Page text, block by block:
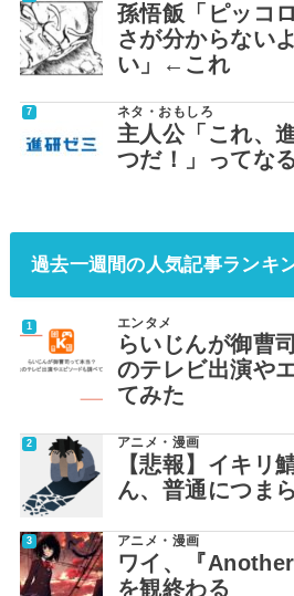
孫悟飯「ピッコ
さが分からない
い」←これ
ネタ・おもしろ
主人公「これ、
つだ！」ってな
過去一週間の人気記事ランキ
エンタメ
らいじんが御曹
のテレビ出演や
てみた
アニメ・漫画
【悲報】イキリ
ん、普通につま
アニメ・漫画
ワイ、『
を観終わる